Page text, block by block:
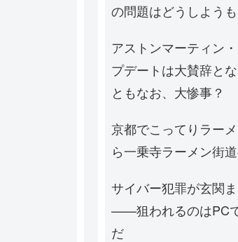
の問題はどうしようも
アストンマーティン
プデートは大賛辞と
ともなお、大惨事？
京都でこってりラー
ら一乗寺ラーメン街
サイバー犯罪が玄関
——狙われるのはPC
だ